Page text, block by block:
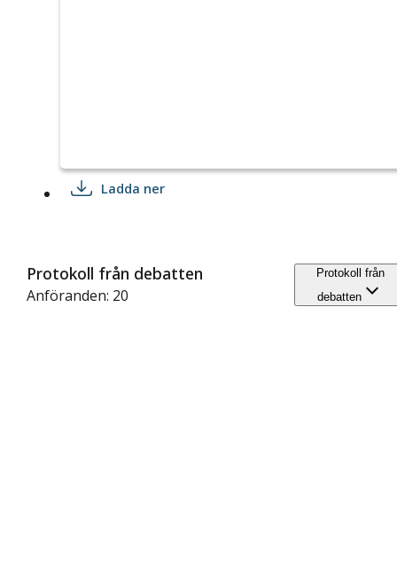
Ladda ner
Protokoll från debatten
Anföranden: 20
Protokoll från
debatten